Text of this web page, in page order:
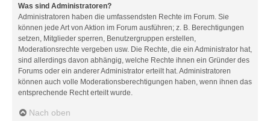
Was sind Administratoren?
Administratoren haben die umfassendsten Rechte im Forum. Sie
können jede Art von Aktion im Forum ausführen; z. B. Berechtigungen
setzen, Mitglieder sperren, Benutzergruppen erstellen,
Moderationsrechte vergeben usw. Die Rechte, die ein Administrator hat,
sind allerdings davon abhängig, welche Rechte ihnen ein Gründer des
Forums oder ein anderer Administrator erteilt hat. Administratoren
können auch volle Moderationsberechtigungen haben, wenn ihnen das
entsprechende Recht erteilt wurde.
Nach oben